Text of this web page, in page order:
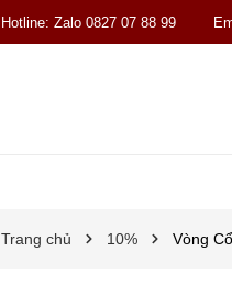
Hotline: Zalo 0827 07 88 99
Trang chủ 10% Vòng